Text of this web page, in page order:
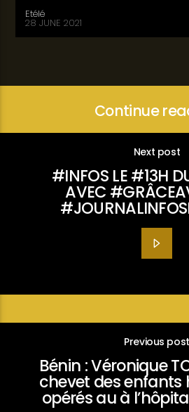
Etélé
28 JUNE 2021
Continue
Next post
#INFOS LE #13H
AVEC
Previous post
Bénin : Véronique
chevet des enfants
opérés au à